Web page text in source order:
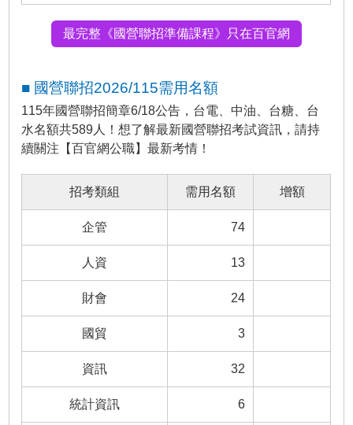
最完整《國營聯招準備課程》只在百官網
■ 國營聯招2026/115需用名額
115年國營聯招簡章6/18公告，台電、中油、台糖、台
水名額共589人！想了解最新國營聯招考試資訊，請持
續關注【百官網公職】最新考情！
招考類組 需用名額 增額
企管 74
人資 13
財會 24
國貿 3
資訊 32
統計資訊 6